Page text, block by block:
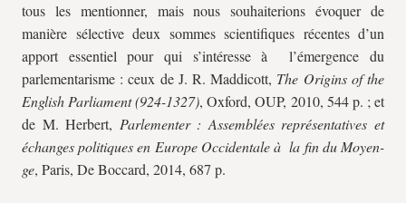
tous les mentionner, mais nous souhaiterions évoquer de
manière sélective deux sommes scientifiques récentes d’un
apport essentiel pour qui s’intéresse à l’émergence du
parlementarisme : ceux de J. R. Maddicott, The Origins of the
English Parliament (924-1327), Oxford, OUP, 2010, 544 p. ; et
de M. Herbert, Parlementer : Assemblées représentatives et
échanges politiques en Europe Occidentale à la fin du Moyen-
ge, Paris, De Boccard, 2014, 687 p.